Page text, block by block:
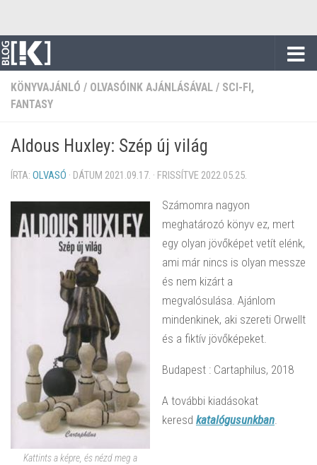
KÖNYVAJÁNLÓ / OLVASÓINK AJÁNLÁSÁVAL / SCI-FI,
FANTASY
Aldous Huxley: Szép új világ
ÍRTA: OLVASÓ · DÁTUM 2021.09.17. · FRISSÍTVE 2022.05.25.
Kattints a képre, és nézd meg a
Számomra nagyon
meghatározó könyv ez, mert
egy olyan jövőképet vetít elénk,
ami már nincs is olyan messze
és nem kizárt a
megvalósulása. Ajánlom
mindenkinek, aki szereti Orwellt
és a fiktív jövőképeket.
Budapest : Cartaphilus, 2018
A további kiadásokat
keresd katalógusunkban.